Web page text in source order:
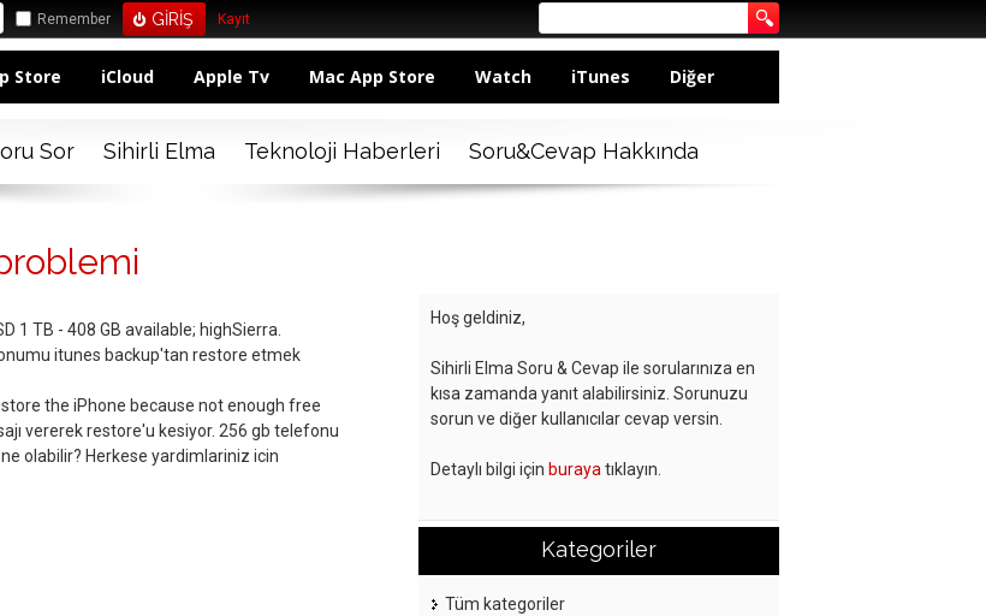
Remember Kayıt
Store iCloud Apple Tv Mac App Store Watch iTunes Diğer
Sor Sihirli Elma Teknoloji Haberleri Soru&Cevap Hakkında
1 TB - 408 GB available; highSierra.
itunes backup'tan restore etmek
the iPhone because not enough free
vererek restore'u kesiyor. 256 gb telefonu
olabilir? Herkese yardimlariniz icin
Hoş geldiniz,
Sihirli Elma Soru & Cevap ile sorularınıza en
kısa zamanda yanıt alabilirsiniz. Sorunuzu
sorun ve diğer kullanıcılar cevap versin.
Detaylı bilgi için buraya tıklayın.
Kategoriler
Tüm kategoriler